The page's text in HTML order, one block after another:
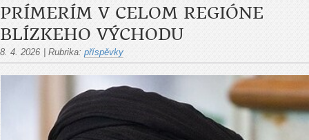
PRÍMERÍM V CELOM REGIÓNE
BLÍZKEHO VÝCHODU
8. 4. 2026 Rubrika: příspěvky